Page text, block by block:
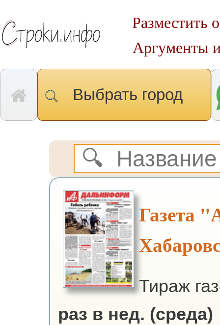
Разместить
Аргументы
Выбрать город
Газета
Тираж
раз в нед. (среда)